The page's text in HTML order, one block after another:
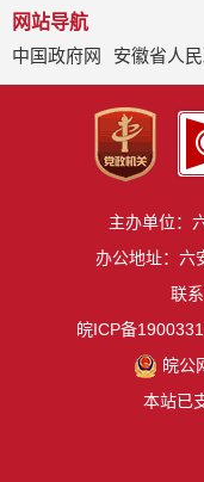
网站导航
中国政府网
安徽省人
主办单位：
办公地址：六
联
皖ICP备
皖公
本站已